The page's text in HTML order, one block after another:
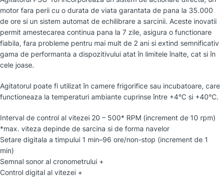
motor fara perii cu o durata de viata garantata de pana la 35.000
de ore si un sistem automat de echilibrare a sarcinii. Aceste inovatii
permit amestecarea continua pana la 7 zile, asigura o functionare
fiabila, fara probleme pentru mai mult de 2 ani si extind semnificativ
gama de performanta a dispozitivului atat în limitele înalte, cat si în
cele joase.
Agitatorul poate fi utilizat în camere frigorifice sau incubatoare, care
functioneaza la temperaturi ambiante cuprinse între +4°C si +40°C.
Interval de control al vitezei 20 – 500* RPM (increment de 10 rpm)
*max. viteza depinde de sarcina si de forma navelor
Setare digitala a timpului 1 min–96 ore/non-stop (increment de 1
min)
Semnal sonor al cronometrului +
Control digital al vitezei +